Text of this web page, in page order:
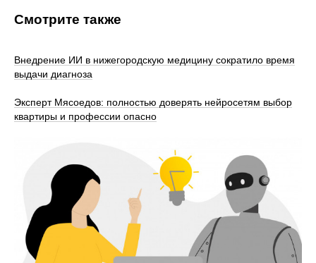
Смотрите также
Внедрение ИИ в нижегородскую медицину сократило время
выдачи диагноза
Эксперт Мясоедов: полностью доверять нейросетям выбор
квартиры и профессии опасно